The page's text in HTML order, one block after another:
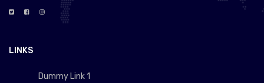
LINKS
Dummy Link 1